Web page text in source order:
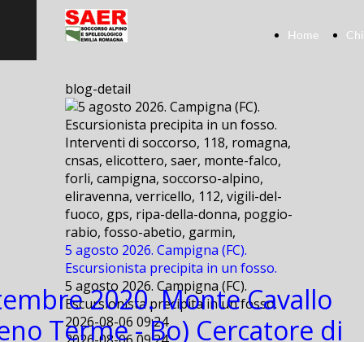
Home
blog-detail
Interventi di soccorso, 118, romagna,
cnsas, elicottero, saer, monte-falco,
forli, campigna, soccorso-alpino,
eliravenna, verricello, 112, vigili-del-
fuoco, gps, ripa-della-donna, poggio-
rabio, fosso-abetio, garmin,
5 agosto 2026. Campigna (FC).
Escursionista precipita in un fosso.
5 agosto 2026. Campigna (FC).
Escursionista precipita in un fosso.
2026-08-06 09:24
2020. Monte Cavallo
Terme - Bo) Cercatore di